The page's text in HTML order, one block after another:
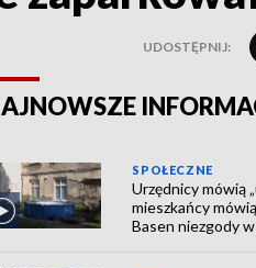
UDOSTĘPNIJ:
SPOŁECZNE
Urzędnicy mówią
mieszkańcy
Basen niezgody